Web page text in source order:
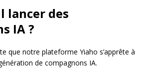
lancer des
IA ?
que notre plateforme Yiaho s’apprête à
de compagnons IA.